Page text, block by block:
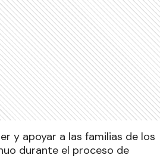
y apoyar a las familias de los
durante el proceso de